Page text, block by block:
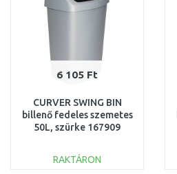
6 105 Ft
CURVER SWING BIN
billenő fedeles szemetes
50L, szürke 167909
RAKTÁRON